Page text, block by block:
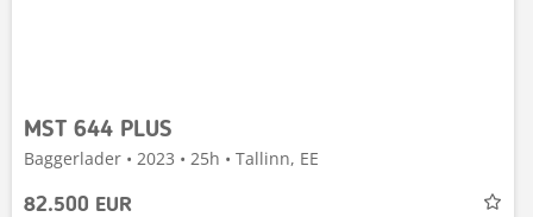
MST 644 PLUS
Baggerlader • 2023 • 25h • Tallinn, EE
82.500 EUR